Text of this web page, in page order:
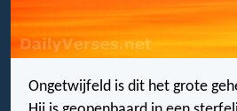
Ongetwijfeld is dit het grote